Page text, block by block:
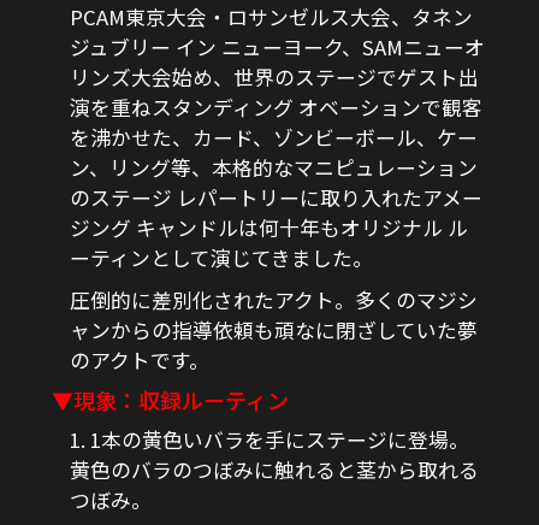
PCAM東京大会・ロサンゼルス大会、タネン
ジュブリー イン ニューヨーク、SAMニューオ
リンズ大会始め、世界のステージでゲスト出
演を重ねスタンディング オベーションで観客
を沸かせた、カード、ゾンビーボール、ケー
ン、リング等、本格的なマニピュレーション
のステージ レパートリーに取り入れたアメー
ジング キャンドルは何十年もオリジナル ル
ーティンとして演じてきました。
圧倒的に差別化されたアクト。多くのマジシ
ャンからの指導依頼も頑なに閉ざしていた夢
のアクトです。
▼現象：収録ルーティン
1. 1本の黄色いバラを手にステージに登場。
黄色のバラのつぼみに触れると茎から取れる
つぼみ。